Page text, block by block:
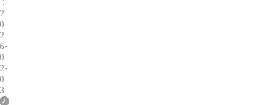
2
0
2
6-
0
2-
0
3